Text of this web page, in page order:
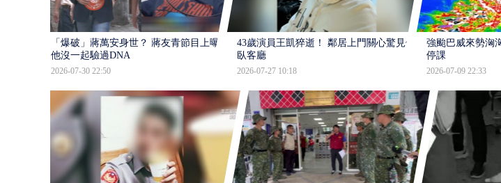
「爆破」蔣萬安身世？ 蔣友青節目上曝：
他沒一起驗過DNA
2026-07-30 22:50
43歲演員王凱猝逝！ 鄰居上門關心驚見倒
臥客廳
2026-07-27 10:18
強颱巴威來勢洶
停課
2026-07-09 22:33